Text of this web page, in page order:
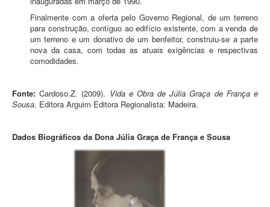
Finalmente com a oferta pelo Governo Regional, de um terreno
para construção, contíguo ao edifício existente, com a venda de
um terreno e um donativo de um benfeitor, construiu-se a parte
nova da casa, com todas as atuais exigências e respectivas
comodidades.
Fonte: Cardoso.Z. (2009). Vida e Obra de Júlia Graça de França e
Sousa. Editora Arguim Editora Regionalista: Madeira.
Dados Biográficos da Dona Júlia Graça de França e Sousa